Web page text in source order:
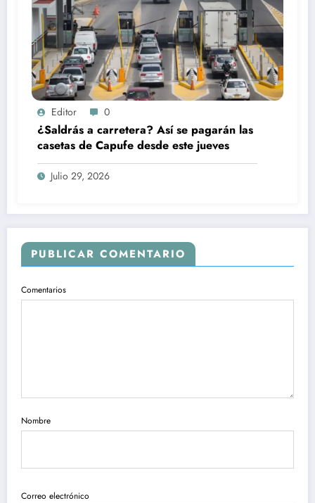
Editor 0
¿Saldrás a carretera? Así se pagarán las
casetas de Capufe desde este jueves
Julio 29, 2026
PUBLICAR COMENTARIO
Comentarios
Nombre
Correo electrónico